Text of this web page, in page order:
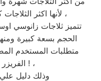
لأنها اكثر الثلاجات كفائة واكثرها قدرة علي التبريد ،
تتميز ثلاجات زانوسي
الحجم بسعة كبيرة
متطلبات المستخدم
الفريزر خلال 15 دقيقة فقط ! ،
وذلك دليل علي